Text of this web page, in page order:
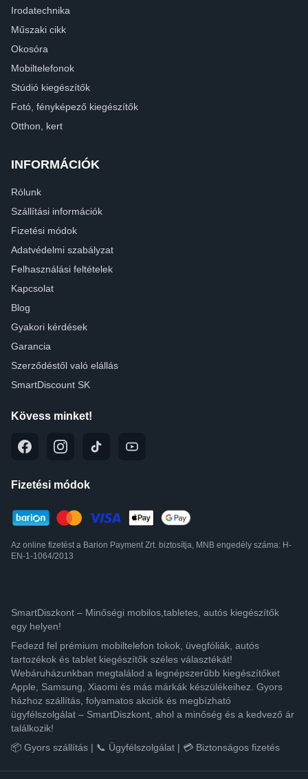
Irodatechnika
Műszaki cikk
Okosóra
Mobiltelefonok
Stúdió kiegészítők
Fotó, fényképező kiegészítők
Otthon, kert
INFORMÁCIÓK
Rólunk
Szállítási információk
Fizetési módok
Adatvédelmi szabályzat
Felhasználási feltételek
Kapcsolat
Blog
Gyakori kérdések
Garancia
Szerződéstől való elállás
SmartDiscount SK
Kövess minket!
Fizetési módok
Az online fizetést a Barion Payment Zrt. biztosítja, MNB engedély száma: H-
EN-1-1064/2013
SmartDiszkont – Minőségi mobilos,tabletes, autós kiegészítők
egy helyen!
Fedezd fel prémium mobiltelefon tokok, üvegfóliák, autós
tartozékok és tablet kiegészítők széles választékát!
Webáruházunkban megtalálod a legnépszerűbb kiegészítőket
Apple, Samsung, Xiaomi és más márkák készülékeihez. Gyors
házhoz szállítás, folyamatos akciók és megbízható
ügyfélszolgálat – SmartDiszkont, ahol a minőség és a kedvező ár
találkozik!
📦 Gyors szállítás | 📞 Ügyfélszolgálat | 💳 Biztonságos fizetés